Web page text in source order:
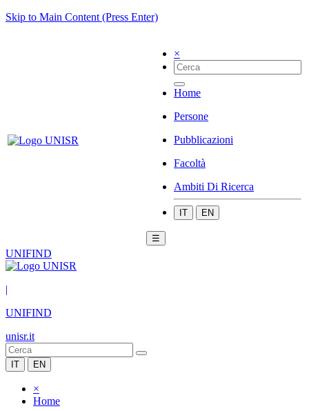
Skip to Main Content (Press Enter)
×
Home
Persone
Pubblicazioni
Facoltà
Ambiti Di Ricerca
IT EN
☰
UNIFIND
|
UNIFIND
unisr.it
IT EN
×
Home